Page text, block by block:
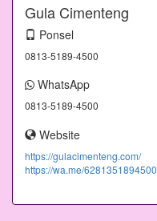
Gula Cimenteng
Ponsel
0813-5189-4500
WhatsApp
0813-5189-4500
Website
https://gulacimenteng.com/
https://wa.me/6281351894500